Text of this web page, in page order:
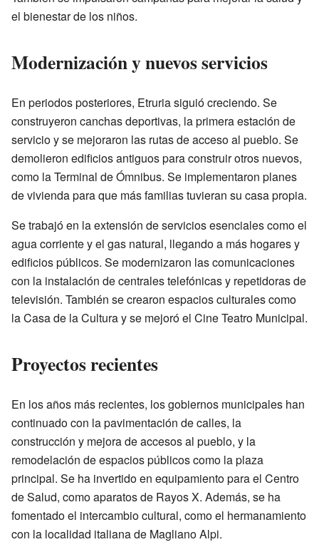
el bienestar de los niños.
Modernización y nuevos servicios
En periodos posteriores, Etruria siguió creciendo. Se
construyeron canchas deportivas, la primera estación de
servicio y se mejoraron las rutas de acceso al pueblo. Se
demolieron edificios antiguos para construir otros nuevos,
como la Terminal de Ómnibus. Se implementaron planes
de vivienda para que más familias tuvieran su casa propia.
Se trabajó en la extensión de servicios esenciales como el
agua corriente y el gas natural, llegando a más hogares y
edificios públicos. Se modernizaron las comunicaciones
con la instalación de centrales telefónicas y repetidoras de
televisión. También se crearon espacios culturales como
la Casa de la Cultura y se mejoró el Cine Teatro Municipal.
Proyectos recientes
En los años más recientes, los gobiernos municipales han
continuado con la pavimentación de calles, la
construcción y mejora de accesos al pueblo, y la
remodelación de espacios públicos como la plaza
principal. Se ha invertido en equipamiento para el Centro
de Salud, como aparatos de Rayos X. Además, se ha
fomentado el intercambio cultural, como el hermanamiento
con la localidad italiana de Magliano Alpi.